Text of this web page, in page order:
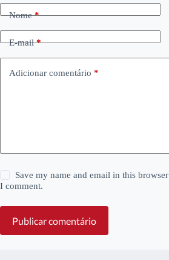
Nome*
E-mail*
Adicionar comentário *
Save my name and email in this
I comment.
Publicar comentário